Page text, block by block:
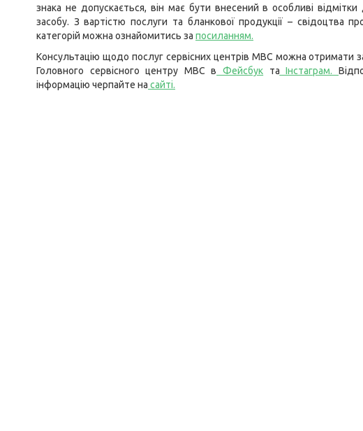
знака не допускається, він має бути внесений в особливі
засобу. З вартістю послуги та бланкової продукції – свідоцтва
категорій можна ознайомитись за посиланням.
Консультацію щодо послуг сервісних центрів МВС можна отримати
Головного сервісного центру МВС в
Фейсбук та Інстаграм.
інформацію черпайте на сайті.